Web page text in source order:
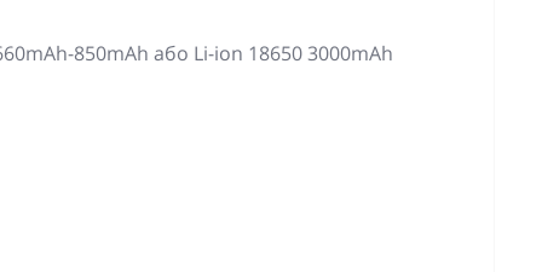
850mAh або Li-ion 18650 3000mAh